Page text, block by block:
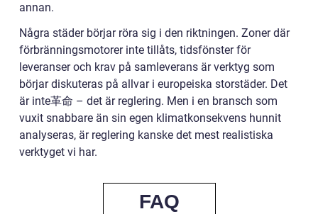
annan.
Några städer börjar röra sig i den riktningen. Zoner där
förbränningsmotorer inte tillåts, tidsfönster för
leveranser och krav på samleverans är verktyg som
börjar diskuteras på allvar i europeiska storstäder. Det
är inte革命 – det är reglering. Men i en bransch som
vuxit snabbare än sin egen klimatkonsekvens hunnit
analyseras, är reglering kanske det mest realistiska
verktyget vi har.
FAQ